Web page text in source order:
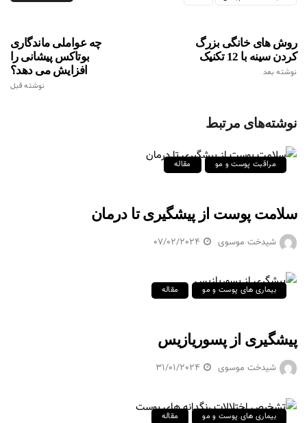
چه عواملی ماندگاری
بوتاکس پیشانی را
افزایش می دهد؟
نوشته قبل
روش های خانگی بزرگ
کردن سینه با 12 تکنیک
نوشته بعد
نوشته‌های مرتبط
مراقبت پوست و مو مقاله
سلامت پوست از پیشگیری تا درمان
شیدخت موسوی 07/02/2024
بیماری های پوست و مو مقاله
پیشگیری از پسوریازیس
شیدخت موسوی 31/01/2024
بیماری های پوست و مو مقاله